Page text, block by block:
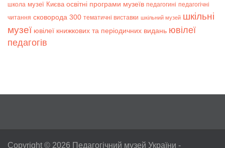
школа музеї Києва освітні програми музеїв педагогині педагогічні
читання сковорода 300 тематичні виставки шкільний музей шкільні
музеї ювілеї книжкових та періодичних видань ювілеї
педагогів
Copyright © 2026 Педагогічний музей України -